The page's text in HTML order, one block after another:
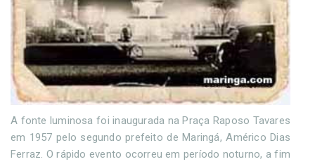
A fonte luminosa foi inaugurada na Praça Raposo Tavares
em 1957 pelo segundo prefeito de Maringá, Américo Dias
Ferraz. O rápido evento ocorreu em período noturno, a fim